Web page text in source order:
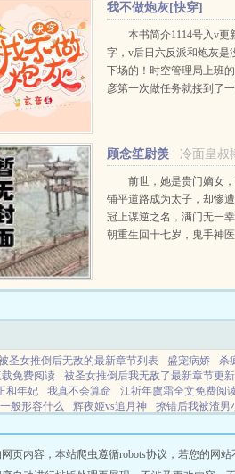
我不做炮灰[快穿]
本书简介1114号入v更
字，v后日六反派和炮灰是
下场的！时空管理局上班
彦第一次做任务就接到了
居然失去...
冷面皇叔
顾念笙尉羡
前世，她是贵门嫡女
铺平道路成为太子，却惨遭
冠上谋逆之名，满门无一
朝重生回十七岁，鬼手神
痴缠？她直接嫁给未婚夫...
圣女推倒后无敌的最新章节列表 盛宠病娇 杀
免费阅读 被圣女推倒后我无敌了最新章节更新
和年妃 我真不会算命 江祈年虞霜全文免费阅
般形容什么 辉夜姬vs追月神 撩错后我被渣男
不好惹by 国师夫人锦娘 江祈年是影帝姜栀的
内容，本站爬虫遵循robots协议，若您的网站